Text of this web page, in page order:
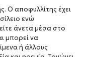
Ο αποφυλλίτης έχει
ενώ
άνετα μέσα στο
μπορεί να
ή άλλους